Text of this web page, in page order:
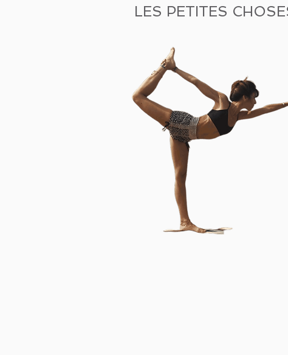
LES PETITES